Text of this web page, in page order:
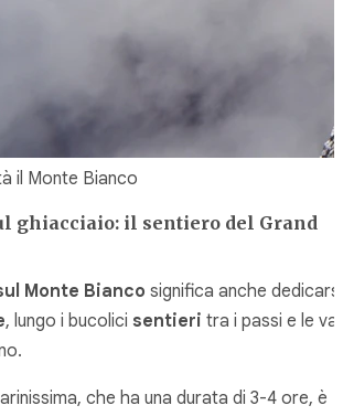
il Monte Bianco
ghiacciaio: il sentiero del Grand
Monte Bianco significa anche dedicarsi
, lungo i bucolici sentieri tra i passi e le
che ha una durata di 3-4 ore, è